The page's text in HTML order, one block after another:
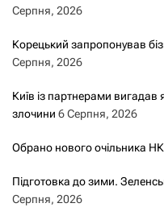
Серпня, 2026
Корецький запропонував
Серпня, 2026
Київ із партнерами вигадав
злочини 6 Серпня, 2026
Обрано нового очільника
Підготовка до зими.
Серпня, 2026